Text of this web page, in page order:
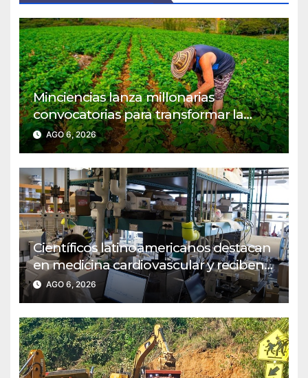
Minciencias lanza millonarias
convocatorias para transformar la
agroindustria en regiones PDET
AGO 6, 2026
Científicos latinoamericanos destacan
en medicina cardiovascular y reciben
reconocimiento del MIT
AGO 6, 2026